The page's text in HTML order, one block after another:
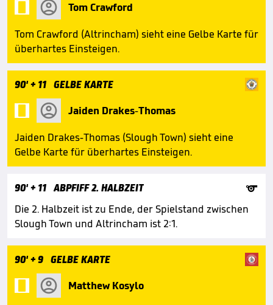
Tom Crawford
Tom Crawford (Altrincham) sieht eine Gelbe Karte für
überhartes Einsteigen.
90'+ 11 GELBE KARTE
Jaiden Drakes-Thomas
Jaiden Drakes-Thomas (Slough Town) sieht eine
Gelbe Karte für überhartes Einsteigen.
90'+ 11 ABPFIFF 2. HALBZEIT

Die 2. Halbzeit ist zu Ende, der Spielstand zwischen
Slough Town und Altrincham ist 2:1.
90'+ 9 GELBE KARTE
Matthew Kosylo